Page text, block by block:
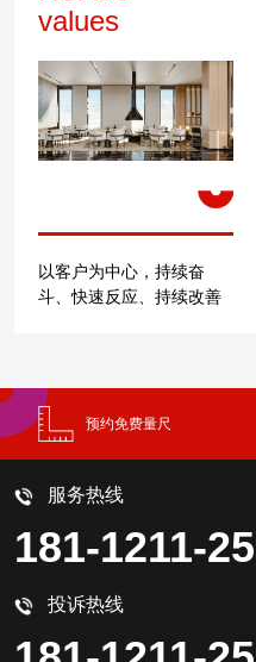
values
以客户为中心，持续奋
斗、快速反应、持续改善
预约免费量尺
服务热线
181-1211-
投诉热线